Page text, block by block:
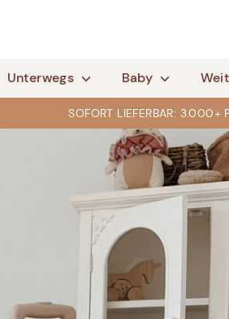
Unterwegs Baby
SOFORT LIEFERBAR: 3.000+